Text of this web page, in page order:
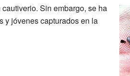
Sin embargo, se ha
y jóvenes capturados en la